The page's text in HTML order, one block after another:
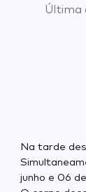
Última
Na tarde
junho e 06